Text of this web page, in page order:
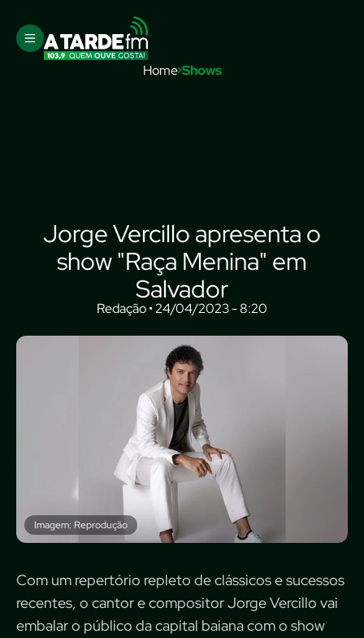
Home Shows
Jorge Vercillo apresenta o
show "Raça Menina" em
Salvador
Redação • 24/04/2023 - 8:20
Imagem: Reprodução
Com um repertório repleto de clássicos e sucessos
recentes, o cantor e compositor Jorge Vercillo vai
embalar o público da capital baiana com o show